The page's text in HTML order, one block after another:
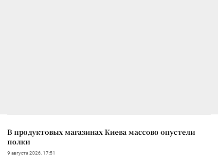
В продуктовых магазинах Киева массово опустели
полки
9 августа 2026, 17:51